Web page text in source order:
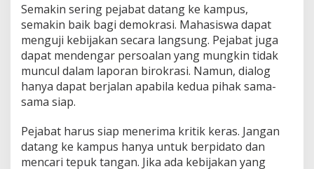
Semakin sering pejabat datang ke kampus,
semakin baik bagi demokrasi. Mahasiswa dapat
menguji kebijakan secara langsung. Pejabat juga
dapat mendengar persoalan yang mungkin tidak
muncul dalam laporan birokrasi. Namun, dialog
hanya dapat berjalan apabila kedua pihak sama-
sama siap.
Pejabat harus siap menerima kritik keras. Jangan
datang ke kampus hanya untuk berpidato dan
mencari tepuk tangan. Jika ada kebijakan yang